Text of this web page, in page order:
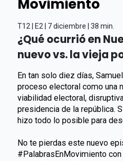
Movimiento
T12 | E2 | 7 diciembre | 38 min.
¿Qué ocurrió en
nuevo vs. la vieja
En tan solo diez días,
proceso electoral como una
viabilidad electoral,
presidencia de la república.
hizo todo lo posible para
No te pierdas este nuevo
#PalabrasEnMovimiento